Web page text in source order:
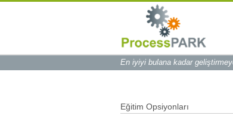
En iyiyi bulana kadar
Eğitim Opsiyonları